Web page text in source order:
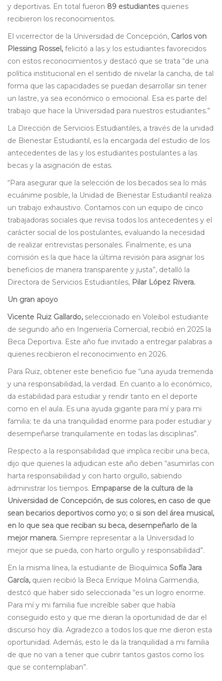
y deportivas. En total fueron 89 estudiantesquienes
recibieron los reconocimientos.
El vicerrector de la Universidad de Concepción, Carlos von
Plessing Rossel, felicitó a las y los estudiantes favorecidos
con estos reconocimientos y destacó que se trata “de una
política institucional en el sentido de nivelar la cancha, de tal
forma que las capacidades se puedan desarrollar sin tener
un lastre, ya sea económico o emocional. Esa es parte del
trabajo que hace la Universidad para nuestros estudiantes.”
La Dirección de Servicios Estudiantiles, a través de la unidad
de Bienestar Estudiantil, es la encargada del estudio de los
antecedentes de las y los estudiantes postulantes a las
becas y la asignación de estas.
“Para asegurar que la selección de los becados sea lo más
ecuánime posible, la Unidad de Bienestar Estudiantil realiza
un trabajo exhaustivo. Contamos con un equipo de cinco
trabajadoras sociales que revisa todos los antecedentes y el
carácter social de los postulantes, evaluando la necesidad
de realizar entrevistas personales. Finalmente, es una
comisión es la que hace la última revisión para asignar los
beneficios de manera transparente y justa”, detalló la
Directora de Servicios Estudiantiles, Pilar López Rivera.
Un gran apoyo
Vicente Ruiz Gallardo, seleccionado en Voleibol estudiante
de segundo año en Ingeniería Comercial, recibió en 2025 la
Beca Deportiva. Este año fue invitado a entregar palabras a
quienes recibieron el reconocimiento en 2026.
Para Ruiz, obtener este beneficio fue “una ayuda tremenda
y una responsabilidad, la verdad. En cuanto a lo económico,
da estabilidad para estudiar y rendir tanto en el deporte
como en el aula. Es una ayuda gigante para mí y para mi
familia; te da una tranquilidad enorme para poder estudiar y
desempeñarse tranquilamente en todas las disciplinas”.
Respecto a la responsabilidad que implica recibir una beca,
dijo que quienes la adjudican este año deben “asumirlas con
harta responsabilidad y con harto orgullo, sabiendo
administrar los tiempos. Empaparse de la cultura de la
Universidad de Concepción, de sus colores, en caso de que
sean becarios deportivos como yo; o si son del área musical,
en lo que sea que reciban su beca, desempeñarlo de la
mejor manera. Siempre representar a la Universidad lo
mejor que se pueda, con harto orgullo y responsabilidad”.
En la misma línea, la estudiante de Bioquímica Sofía Jara
García, quien recibió la Beca Enríque Molina Garmendia,
destcó que haber sido seleccionada “es un logro enorme.
Para mí y mi familia fue increíble saber que había
conseguido esto y que me dieran la oportunidad de dar el
discurso hoy día. Agradezco a todos los que me dieron esta
oportunidad. Además, esto le da la tranquilidad a mi familia
de que no van a tener que cubrir tantos gastos como los
que se contemplaban”.